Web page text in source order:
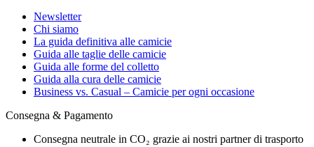
Newsletter
Chi siamo
La guida definitiva alle camicie
Guida alle taglie delle camicie
Guida alle forme del colletto
Guida alla cura delle camicie
Business vs. Casual – Camicie per ogni occasione
Consegna & Pagamento
Consegna neutrale in CO₂ grazie ai nostri partner di trasporto